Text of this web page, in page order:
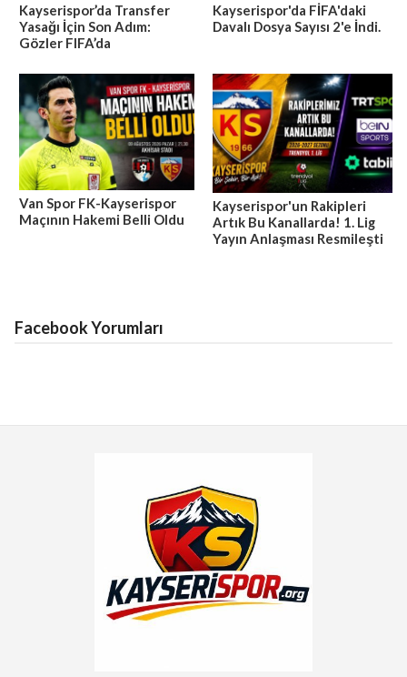
Kayserispor’da Transfer
Yasağı İçin Son Adım:
Gözler FIFA’da
Kayserispor'da FİFA'daki
Davalı Dosya Sayısı 2'e İndi.
Van Spor FK-Kayserispor
Maçının Hakemi Belli Oldu
Kayserispor'un Rakipleri
Artık Bu Kanallarda! 1. Lig
Yayın Anlaşması Resmileşti
Facebook Yorumları